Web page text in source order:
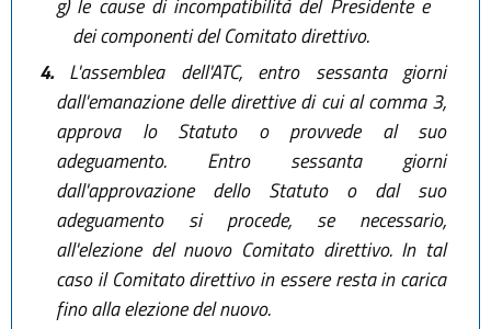
g)le cause di incompatibilità del Presidente e
dei componenti del Comitato direttivo.
4.L'assemblea dell'ATC, entro sessanta giorni
dall'emanazione delle direttive di cui al comma 3,
approva lo Statuto o provvede al suo
adeguamento. Entro sessanta giorni
dall'approvazione dello Statuto o dal suo
adeguamento si procede, se necessario,
all'elezione del nuovo Comitato direttivo. In tal
caso il Comitato direttivo in essere resta in carica
fino alla elezione del nuovo.